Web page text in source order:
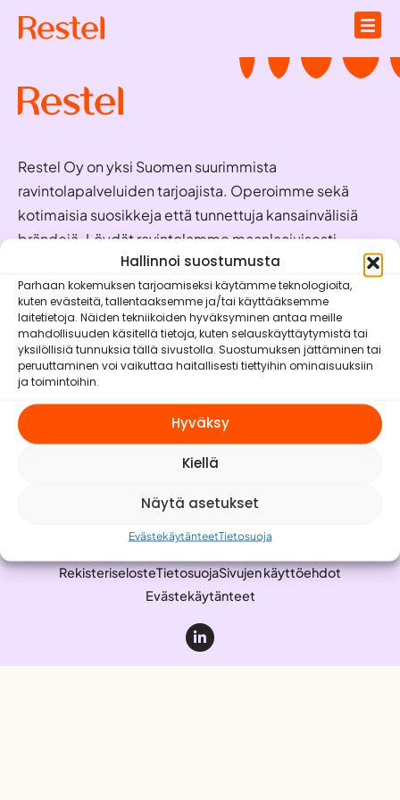
Hallinnoi suostumusta
Parhaan kokemuksen tarjoamiseksi käytämme teknologioita,
kuten evästeitä, tallentaaksemme ja/tai käyttääksemme
laitetietoja. Näiden tekniikoiden hyväksyminen antaa meille
mahdollisuuden käsitellä tietoja, kuten selauskäyttäytymistä tai
yksilöllisiä tunnuksia tällä sivustolla. Suostumuksen jättäminen tai
peruuttaminen voi vaikuttaa haitallisesti tiettyihin ominaisuuksiin
ja toimintoihin.
Hyväksy
Kiellä
Näytä asetukset
EvästekäytänteetTietosuoja
Restel Oy on yksi Suomen suurimmista
ravintolapalveluiden tarjoajista. Operoimme sekä
kotimaisia suosikkeja että tunnettuja kansainvälisiä
brändejä. Löydät ravintolamme maanlaajuisesti
valmiina palvelemaan juuri sinua!
Oivaraportit
Brändit
Vastuullisuus
Meistä
RekisteriselosteTietosuojaSivujen käyttöehdot
Evästekäytänteet